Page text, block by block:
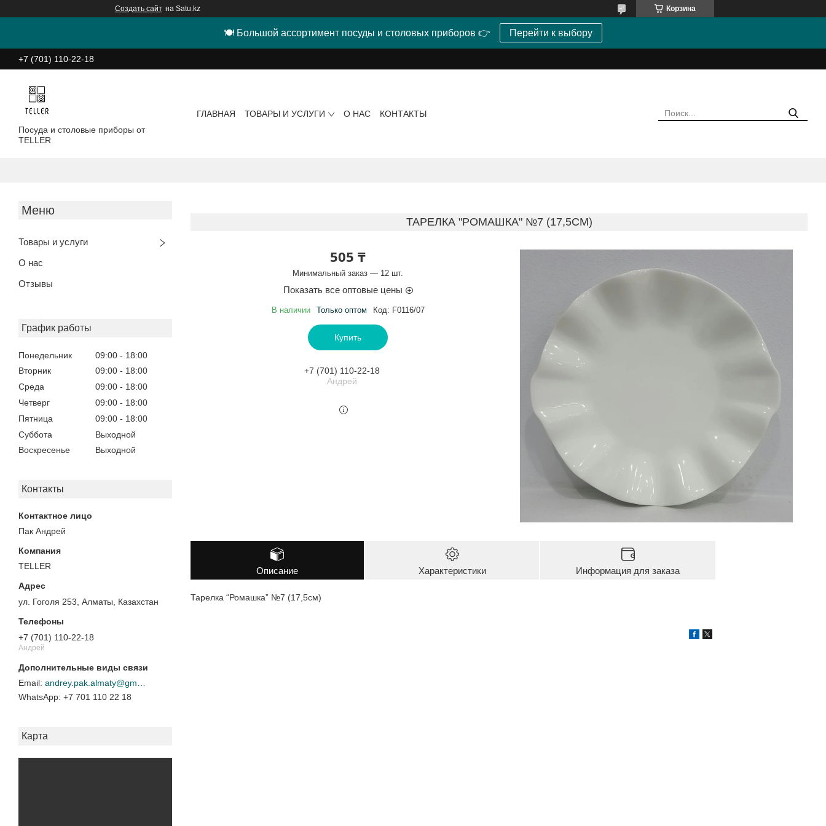
Создать сайт на Satu.kz Корзина
🍽 Большой ассортимент посуды и столовых приборов 👉 Перейти к выбору
+7 (701) 110-22-18
Посуда и столовые приборы от
TELLER
ГЛАВНАЯ ТОВАРЫ И УСЛУГИ О НАС КОНТАКТЫ
Товары и услуги
О нас
Отзывы
График работы
Понедельник 09:00
18:00
Вторник
09:00
18:00
Среда
09:00
18:00
Четверг
09:00
18:00
Пятница
09:00
18:00
Суббота
Выходной
Воскресенье
Выходной
Контакты
Пак Андрей
TELLER
ул. Гоголя 253, Алматы, Казахстан
+7 (701) 110-22-18
Андрей
+7 701 110 22 18
Карта
ТАРЕЛКА "РОМАШКА" №7 (17,5CМ)
505 ₸
Минимальный заказ — 12 шт.
Показать все оптовые цены
В наличии Только оптом Код: F0116/07
Купить
+7 (701) 110-22-18
Андрей
Описание Характеристики Информация для заказа
Тарелка “Ромашка” №7 (17,5cм)